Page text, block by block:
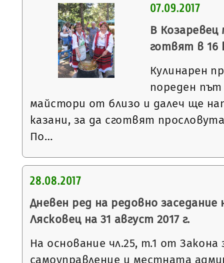
07.09.2017
В
готвят в 16
Кулинарен
пореден
майстори от близо и далеч ще
казани, за да сготвят
По…
28.08.2017
Дневен ред на редовно
Лясковец на 31 август 2017 г.
На основание чл.25, т.1 от
самоуправление и местната